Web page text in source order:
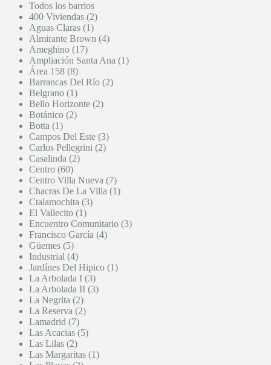
Todos los barrios
400 Viviendas (2)
Aguas Claras (1)
Almirante Brown (4)
Ameghino (17)
Ampliación Santa Ana (1)
Área 158 (8)
Barrancas Del Río (2)
Belgrano (1)
Bello Horizonte (2)
Botánico (2)
Botta (1)
Campos Del Este (3)
Carlos Pellegrini (2)
Casalinda (2)
Centro (60)
Centro Villa Nueva (7)
Chacras De La Villa (1)
Ctalamochita (3)
El Vallecito (1)
Encuentro Comunitario (3)
Francisco García (4)
Güemes (5)
Industrial (4)
Jardínes Del Hipico (1)
La Arbolada I (3)
La Arbolada II (3)
La Negrita (2)
La Reserva (2)
Lamadrid (7)
Las Acacias (5)
Las Lilas (2)
Las Margaritas (1)